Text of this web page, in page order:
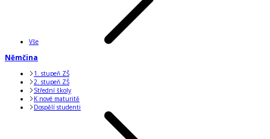
Vše
Němčina
1. stupeň ZŠ
2. stupeň ZŠ
Střední školy
K nové maturitě
Dospělí studenti